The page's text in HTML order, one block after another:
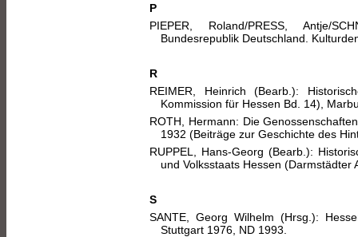
P
PIEPER, Roland/PRESS, Antje/
Bundesrepublik Deutschland.
R
REIMER, Heinrich (Bearb.):
Kommission für Hessen Bd. 14),
ROTH, Hermann: Die
1932 (Beiträge zur Geschichte des
RUPPEL, Hans-Georg (Bearb.):
und Volksstaats Hessen
S
SANTE, Georg Wilhelm (Hrsg.):
Stuttgart 1976, ND 1993.